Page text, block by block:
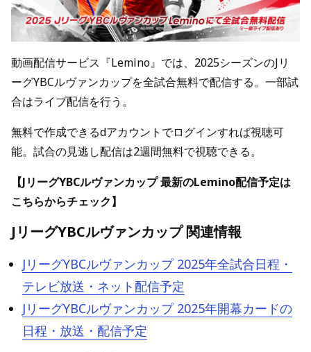
動画配信サービス『Lemino』では、2025シーズンのJリ
ーグYBCルヴァンカップを全試合無料で配信する。一部試
合はライブ配信を行う。
無料で作成できるdアカウントでログインすれば視聴可
能。試合の見逃し配信は2週間無料で視聴できる。
【JリーグYBCルヴァンカップ 最新のLemino配信予定は
こちらからチェック】
JリーグYBCルヴァンカップ 関連情報
JリーグYBCルヴァンカップ 2025年全試合日程・
テレビ放送・ネット配信予定
JリーグYBCルヴァンカップ 2025年開幕カードの
日程・放送・配信予定